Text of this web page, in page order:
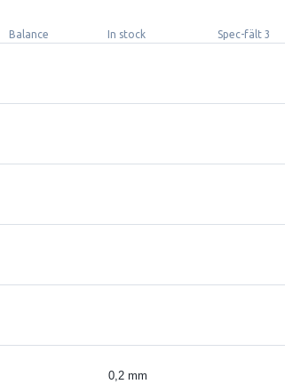
Balance In stock Spec-fält 3
0,2 mm